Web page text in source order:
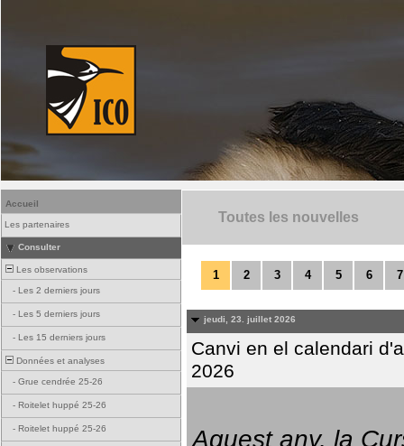
Accueil
Les partenaires
Consulter
Les observations
- Les 2 derniers jours
- Les 5 derniers jours
- Les 15 derniers jours
Données et analyses
- Grue cendrée 25-26
- Roitelet huppé 25-26
- Roitelet huppé 25-26
Toutes les nouvelles
1 2 3 4 5 6 7
jeudi, 23. juillet 2026
Canvi en el calendari
2026
Aquest any, la